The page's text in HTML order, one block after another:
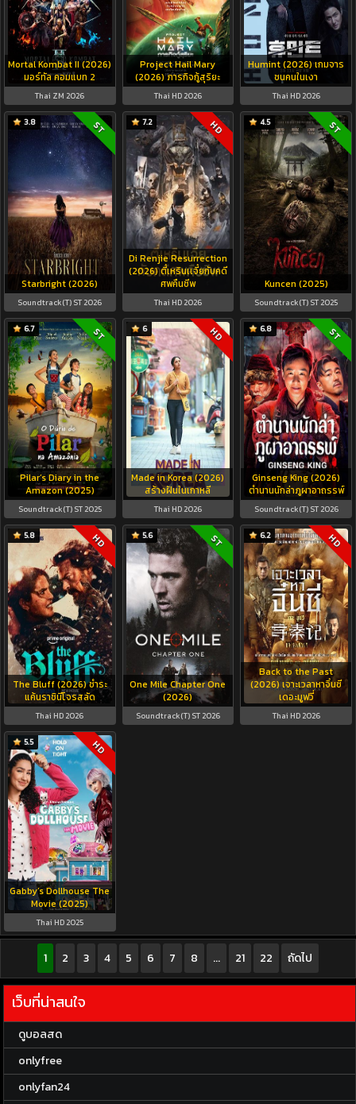
Mortal Kombat II (2026)
มอร์ทัล คอมแบท 2
Thai ZM 2026
Project Hail Mary
(2026) ภารกิจกู้สุริยะ
Thai HD 2026
Humint (2026) เกมจาร
ชนคนในเงา
Thai HD 2026
Starbright (2026)
3.8 ST
Soundtrack(T) ST 2026
Di Renjie Resurrection
(2026) ตี๋เหรินเเจี๋ยกับคดี
ศพคืนชีพ
7.2 HD
Thai HD 2026
Kuncen (2025)
4.5 ST
Soundtrack(T) ST 2025
Pilar’s Diary in the
Amazon (2025)
6.7 ST
Soundtrack(T) ST 2025
Made in Korea (2026)
สร้างฝันในเกาหลี
6 HD
Thai HD 2026
Ginseng King (2026)
ตำนานนักล่าภูผาอาถรรพ์
6.8 ST
Soundtrack(T) ST 2026
The Bluff (2026) ชำระ
แค้นราชินีโจรสลัด
5.8 HD
Thai HD 2026
One Mile Chapter One
(2026)
5.6 ST
Soundtrack(T) ST 2026
Back to the Past
(2026) เจาะเวลาหาจิ๋นซี
เดอะมูฟวี่
6.2 HD
Thai HD 2026
Gabby’s Dollhouse The
Movie (2025)
5.5 HD
Thai HD 2025
1 2 3 4 5 6 7 8 ... 21 22 ถัดไป
เว็บที่น่าสนใจ
ดูบอลสด
onlyfree
onlyfan24